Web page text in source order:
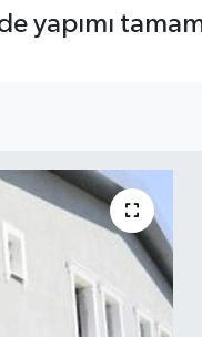
yapımı